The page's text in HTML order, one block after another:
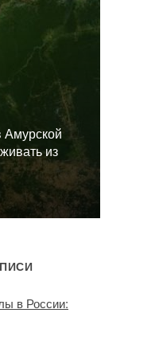
Амурской
из